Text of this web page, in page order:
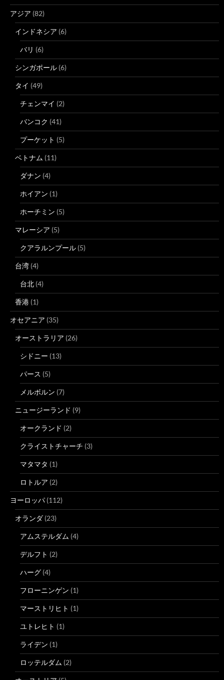
アジア (82)
インドネシア (6)
バリ (6)
シンガポール (6)
タイ (49)
チェンマイ (2)
バンコク (41)
プーケット (5)
ベトナム (11)
ダナン (4)
ホイアン (1)
ホーチミン (5)
マレーシア (5)
クアラルンプール (5)
台湾 (4)
台北 (4)
香港 (1)
オセアニア (35)
オーストラリア (26)
シドニー (13)
パース (5)
メルボルン (7)
ニュージーランド (9)
オークランド (2)
クライストチャーチ (3)
マタマタ (1)
ロトルア (2)
ヨーロッパ (112)
オランダ (23)
アムステルダム (4)
デルフト (2)
ハーグ (4)
フローニンゲン (1)
マーストリヒト (1)
ユトレヒト (1)
ライデン (1)
ロッテルダム (2)